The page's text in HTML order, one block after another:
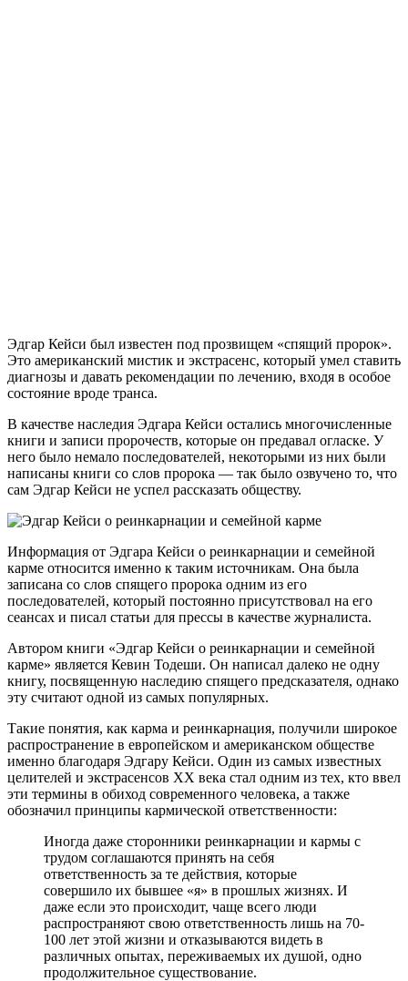
Эдгар Кейси был известен под прозвищем «спящий пророк».
Это американский мистик и экстрасенс, который умел ставить
диагнозы и давать рекомендации по лечению, входя в особое
состояние вроде транса.
В качестве наследия Эдгара Кейси остались многочисленные
книги и записи пророчеств, которые он предавал огласке. У
него было немало последователей, некоторыми из них были
написаны книги со слов пророка — так было озвучено то, что
сам Эдгар Кейси не успел рассказать обществу.
Информация от Эдгара Кейси о реинкарнации и семейной
карме относится именно к таким источникам. Она была
записана со слов спящего пророка одним из его
последователей, который постоянно присутствовал на его
сеансах и писал статьи для прессы в качестве журналиста.
Автором книги «Эдгар Кейси о реинкарнации и семейной
карме» является Кевин Тодеши. Он написал далеко не одну
книгу, посвященную наследию спящего предсказателя, однако
эту считают одной из самых популярных.
Такие понятия, как карма и реинкарнация, получили широкое
распространение в европейском и американском обществе
именно благодаря Эдгару Кейси. Один из самых известных
целителей и экстрасенсов ХХ века стал одним из тех, кто ввел
эти термины в обиход современного человека, а также
обозначил принципы кармической ответственности:
Иногда даже сторонники реинкарнации и кармы с
трудом соглашаются принять на себя
ответственность за те действия, которые
совершило их бывшее «я» в прошлых жизнях. И
даже если это происходит, чаще всего люди
распространяют свою ответственность лишь на 70-
100 лет этой жизни и отказываются видеть в
различных опытах, переживаемых их душой, одно
продолжительное существование.